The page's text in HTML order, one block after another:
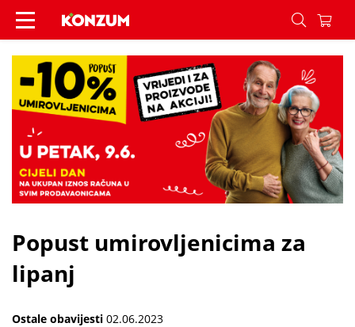
Popust umirovljenicima za lipanj - Vijesti -
Popust umirovljenicima za
lipanj
Ostale obavijesti 02.06.2023